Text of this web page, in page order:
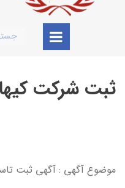
ثبت شرکت
موضوع آگهی : آگهي ثبت